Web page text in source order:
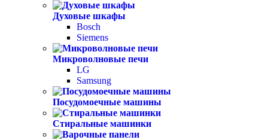
Духовые шкафы
Bosch
Siemens
Микроволновые печи
LG
Samsung
Посудомоечные машины
Стиральные машинки